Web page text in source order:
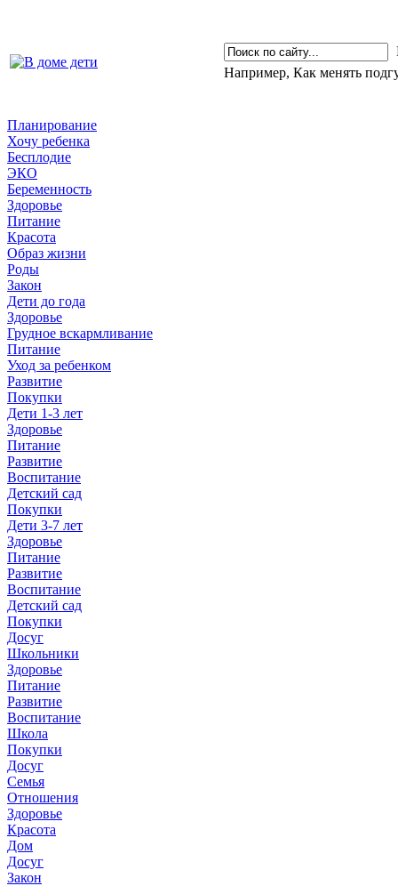
Например, Как менять
Планирование
Хочу ребенка
Бесплодие
ЭКО
Беременность
Здоровье
Питание
Красота
Образ жизни
Роды
Закон
Дети до года
Здоровье
Грудное вскармливание
Питание
Уход за ребенком
Развитие
Покупки
Дети 1-3 лет
Здоровье
Питание
Развитие
Воспитание
Детский сад
Покупки
Дети 3-7 лет
Здоровье
Питание
Развитие
Воспитание
Детский сад
Покупки
Досуг
Школьники
Здоровье
Питание
Развитие
Воспитание
Школа
Покупки
Досуг
Семья
Отношения
Здоровье
Красота
Дом
Досуг
Закон